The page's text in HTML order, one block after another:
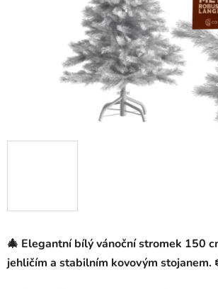
🎄 Elegantníbílý vánoční stromek 150
jehličím a stabilním kovovým stojanem.